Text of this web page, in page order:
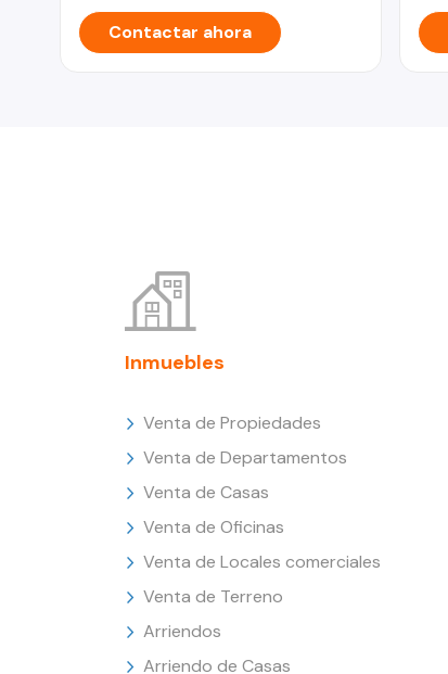
Contactar ahora
Inmuebles
Venta de Propiedades
Venta de Departamentos
Venta de Casas
Venta de Oficinas
Venta de Locales comerciales
Venta de Terreno
Arriendos
Arriendo de Casas